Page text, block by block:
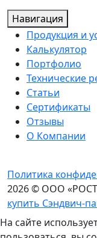
Навигация
Продукция и
Калькулятор
Портфолио
Технические
Статьи
Сертификаты
Отзывы
О Компании
2026 © ООО
купить Сэндвич-
Политика
На сайте